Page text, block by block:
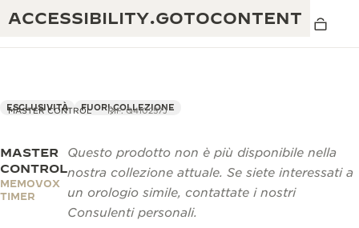
ACCESSIBILITY.GOTOCONTENT
GARANZIA JAEGER-LECOULTRE
THE GOLDEN RATIO MUSICAL SHOW
IL REVERSO 1931 CAFÉ
ECCELLENZA: OLTRE 190 ANNI DI TRADIZIONE
CREATIVITÀ: OLTRE 430 BREVETTI
MASTER CONTROL RIF. Q410257J
ESCLUSIVITÀ FUORI COLLEZIONE
MASTER
CONTROL
MEMOVOX
TIMER
Questo prodotto non è più disponibile nella
nostra collezione attuale. Se siete interessati a
un orologio simile, contattate i nostri
Consulenti personali.